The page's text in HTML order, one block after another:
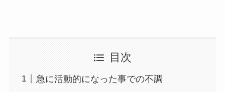
目次
急に活動的になった事での不調